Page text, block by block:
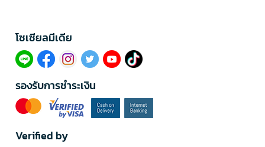
โซเซียลมีเดีย​
รองรับการชำระเงิน
Verified by